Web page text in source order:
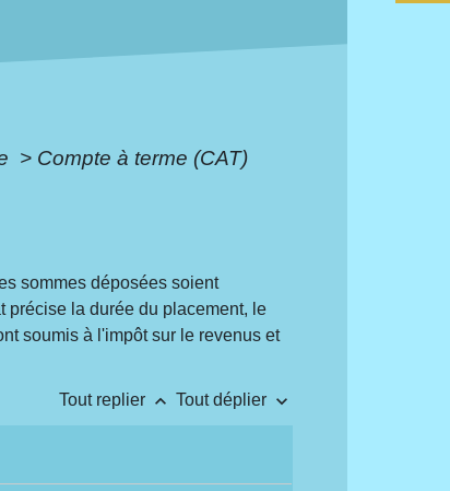
> Compte à terme (CAT)
sommes déposées soient
précise la durée du placement, le
soumis à l'impôt sur le revenus et
Tout replier keyboard_arrow_up Tout déplier keyboard_arrow_down